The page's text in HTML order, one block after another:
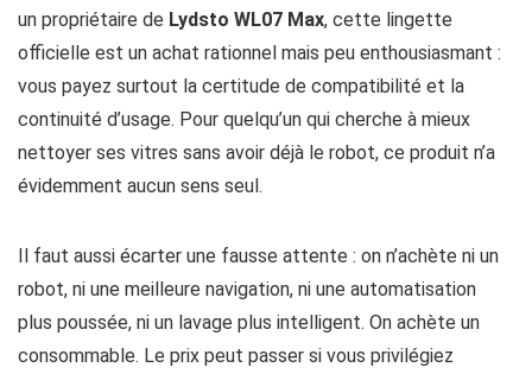
un propriétaire de Lydsto WL07 Max, cette lingette
officielle est un achat rationnel mais peu enthousiasmant :
vous payez surtout la certitude de compatibilité et la
continuité d’usage. Pour quelqu’un qui cherche à mieux
nettoyer ses vitres sans avoir déjà le robot, ce produit n’a
évidemment aucun sens seul.
Il faut aussi écarter une fausse attente : on n’achète ni un
robot, ni une meilleure navigation, ni une automatisation
plus poussée, ni un lavage plus intelligent. On achète un
consommable. Le prix peut passer si vous privilégiez